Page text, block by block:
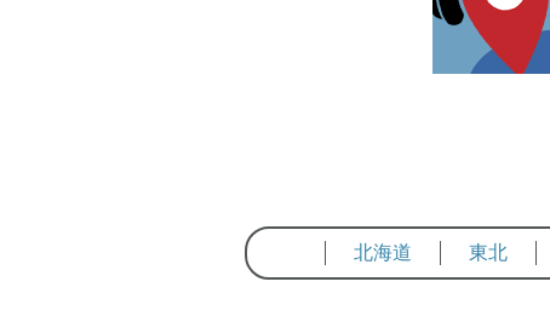
北海道 東北